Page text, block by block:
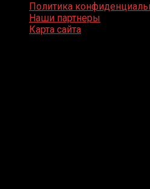
Политика
Наши партнеры
Карта сайта